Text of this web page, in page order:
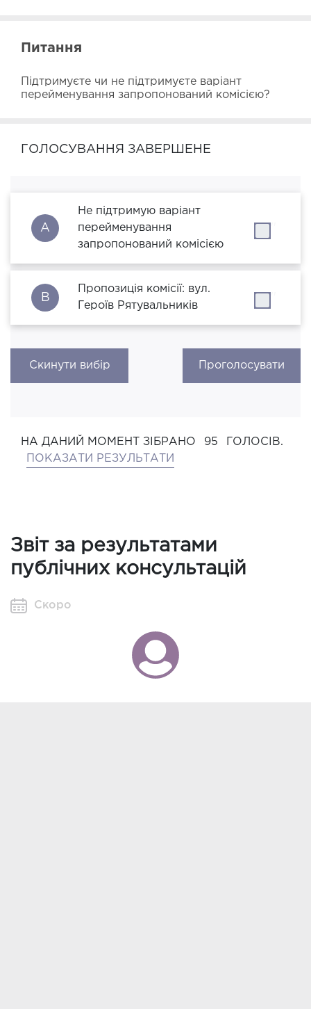
Питання
Підтримуєте чи не підтримуєте варіант
перейменування запропонований комісією?
ГОЛОСУВАННЯ ЗАВЕРШЕНЕ
A
Не підтримую варіант
перейменування
запропонований комісією
B
Пропозиція комісії: вул.
Героїв Рятувальників
Скинути вибір Проголосувати
НА ДАНИЙ МОМЕНТ ЗІБРАНО 95
ГОЛОСІВ.
ПОКАЗАТИ РЕЗУЛЬТАТИ
Звіт за результатами
публічних консультацій
Скоро